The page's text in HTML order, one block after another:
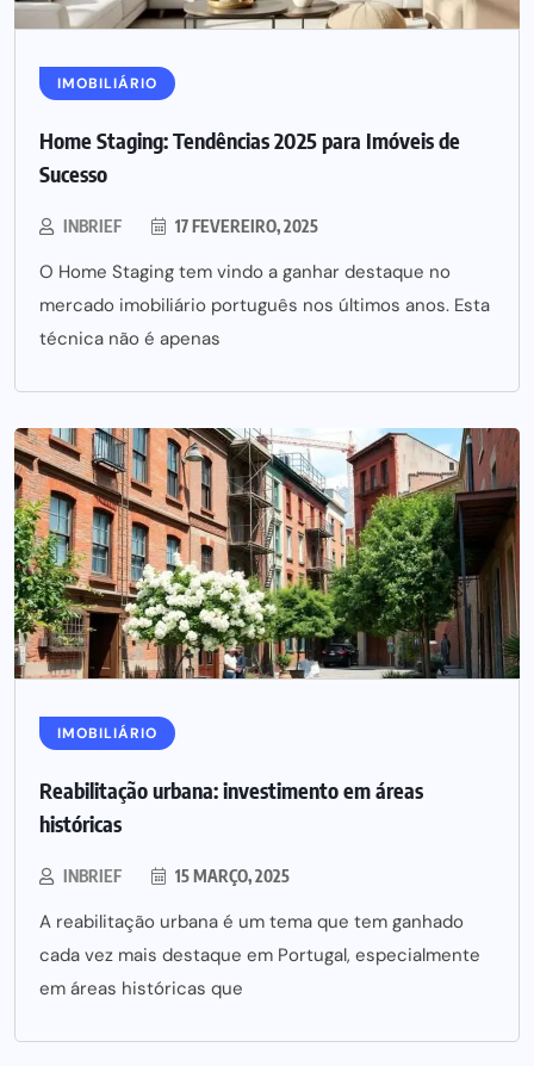
IMOBILIÁRIO
Home Staging: Tendências 2025 para Imóveis de
Sucesso
INBRIEF 17 FEVEREIRO, 2025
O Home Staging tem vindo a ganhar destaque no
mercado imobiliário português nos últimos anos. Esta
técnica não é apenas
IMOBILIÁRIO
Reabilitação urbana: investimento em áreas
históricas
INBRIEF 15 MARÇO, 2025
A reabilitação urbana é um tema que tem ganhado
cada vez mais destaque em Portugal, especialmente
em áreas históricas que